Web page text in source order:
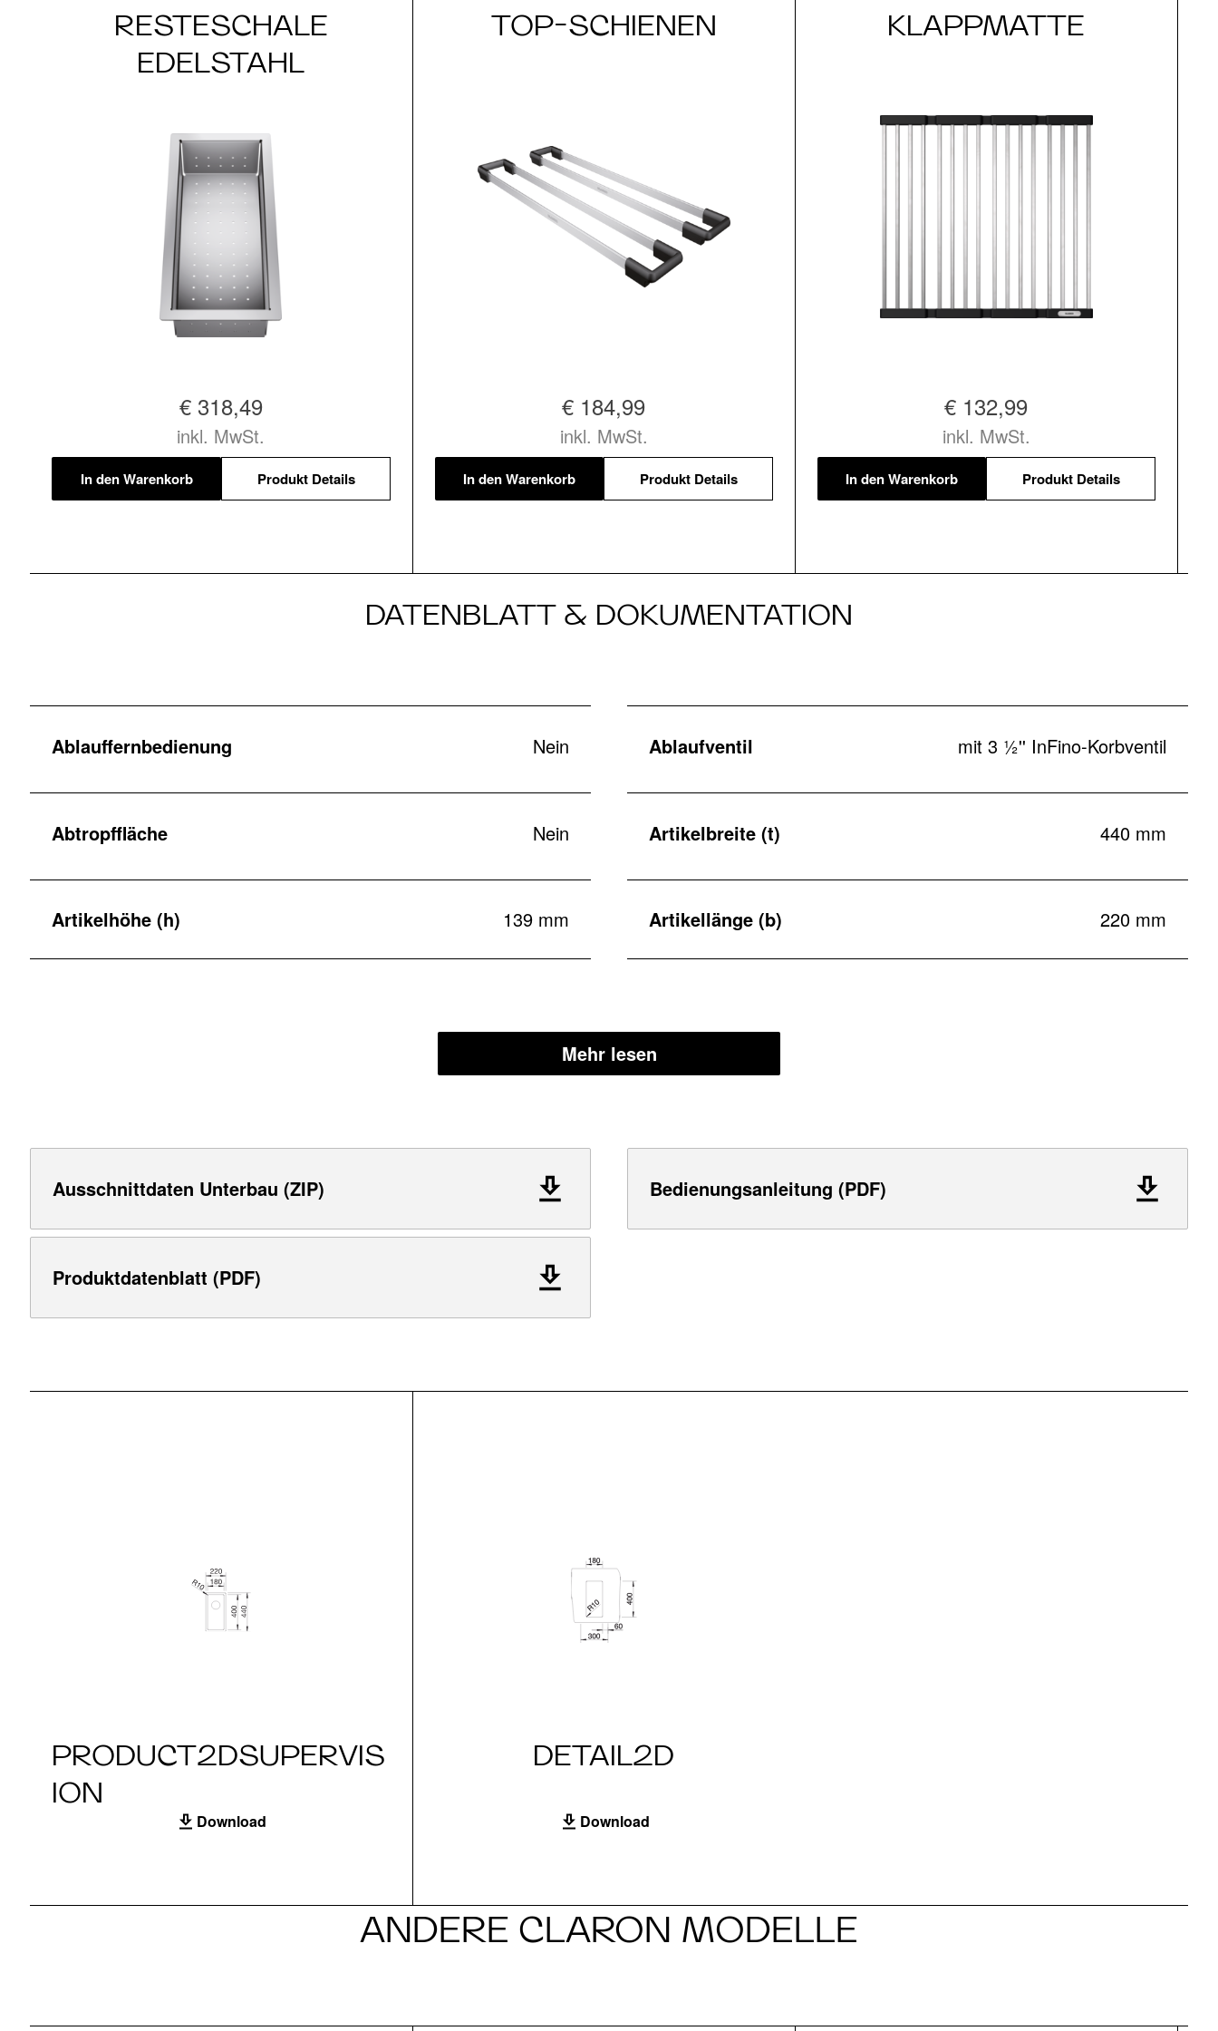
RESTESCHALE
EDELSTAHL
€ 318,49
inkl. MwSt.
In den Warenkorb Produkt Details
TOP-SCHIENEN
€ 184,99
inkl. MwSt.
In den Warenkorb Produkt Details
KLAPPMATTE
€ 132,99
inkl. MwSt.
In den Warenkorb Produkt Details
DATENBLATT & DOKUMENTATION
Ablauffernbedienung Nein Ablaufventil mit 3 ½'' InFino-Korbventil
Abtropffläche Nein Artikelbreite (t) 440 mm
Artikelhöhe (h) 139 mm Artikellänge (b) 220 mm
Mehr lesen
Ausschnittdaten Unterbau (ZIP) Bedienungsanleitung (PDF)
Produktdatenblatt (PDF)
PRODUCT2DSUPERVIS
ION
Download
DETAIL2D
Download
ANDERE CLARON MODELLE